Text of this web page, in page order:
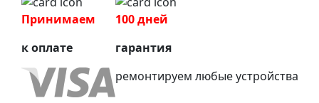
Принимаем
к оплате
100 дней
гарантия
ремонтируем любые устройства